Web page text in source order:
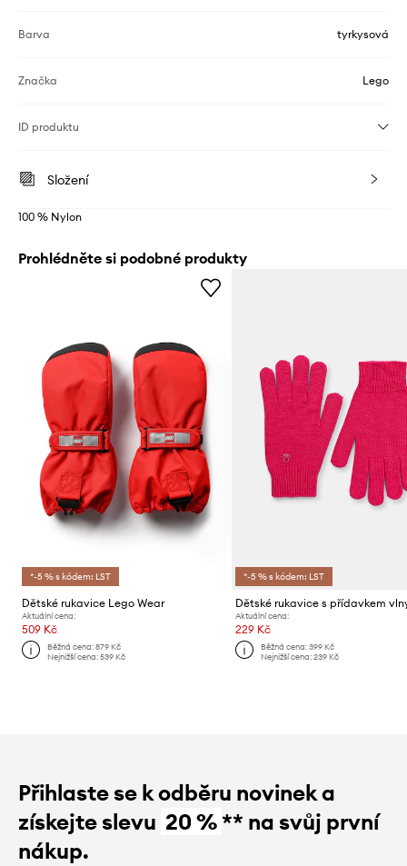
Barva tyrkysová
Značka Lego
ID produktu
Složení
100 % Nylon
Prohlédněte si podobné produkty
*-5 % s kódem: LST
Dětské rukavice Lego Wear
Aktuální cena:
509 Kč
Běžná cena:879 Kč
Nejnižší cena:539 Kč
*-5 % s kódem: LST
Aktuální cena:
229 Kč
Běžná cena: 399 Kč
Nejnižší cena: 239 Kč
Přihlaste se k odběru novinek a
získejte slevu 20 %** na svůj první
nákup.